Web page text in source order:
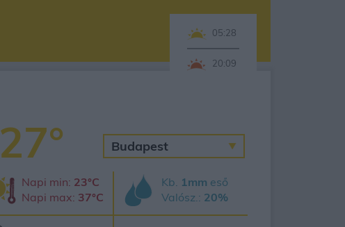
05:28
20:09
27°
Napi min: 23°C
Napi max: 37°C
Kb. 1mm eső
Valósz.: 20%